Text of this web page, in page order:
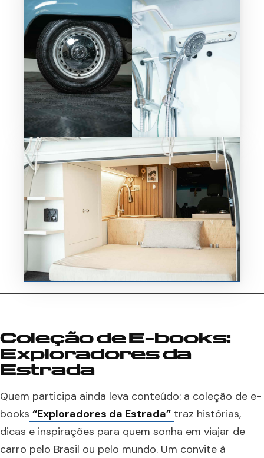
Coleção de E-books:
Exploradores da
Estrada
Quem participa ainda leva conteúdo: a coleção de e-
books “Exploradores da Estrada” traz histórias,
dicas e inspirações para quem sonha em viajar de
carro pelo Brasil ou pelo mundo. Um convite à